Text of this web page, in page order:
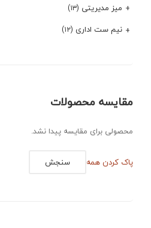
میز مدیریتی (۱۳)
نیم ست اداری (۱۲)
مقایسه محصولات
محصولی برای مقایسه پیدا نشد.
پاک کردن همه سنجش